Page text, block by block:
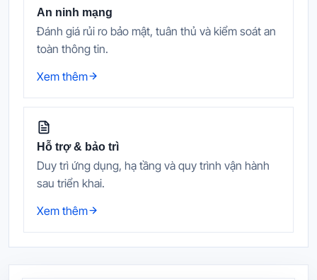
An ninh mạng
Đánh giá rủi ro bảo mật, tuân thủ và kiểm soát an
toàn thông tin.
Xem thêm
Hỗ trợ & bảo trì
Duy trì ứng dụng, hạ tầng và quy trình vận hành
sau triển khai.
Xem thêm